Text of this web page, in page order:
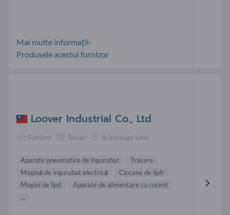
Mai multe informații-
Produsele acestui furnizor
Loover Industrial Co., Ltd
Furnizor Taivan În întreaga lume
Aparate pneumatice de înşurubat
Trasare
Maşină de înşurubat electrică
Ciocane de lipit
Maşini de lipit
Aparate de alimentare cu curent
...